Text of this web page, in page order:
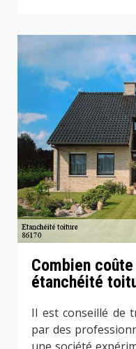
Combien
étanchéité
Il est conseillé de
par des